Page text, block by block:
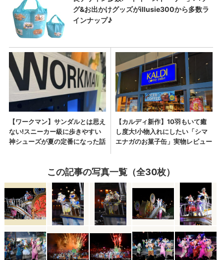
この記事の写真一覧（全30枚）